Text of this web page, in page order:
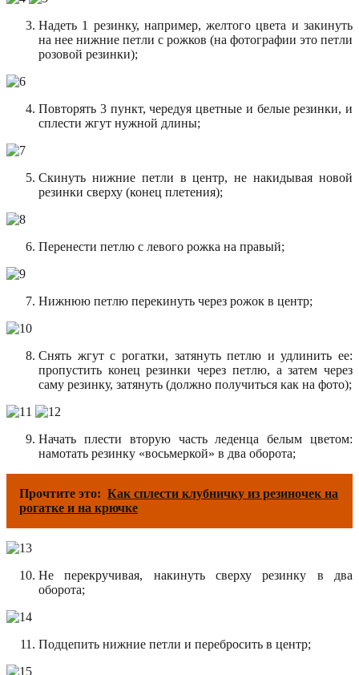
Надеть 1 резинку, например, желтого цвета и закинуть
на нее нижние петли с рожков (на фотографии это петли
розовой резинки);
Повторять 3 пункт, чередуя цветные и белые резинки, и
сплести жгут нужной длины;
Скинуть нижние петли в центр, не накидывая новой
резинки сверху (конец плетения);
Перенести петлю с левого рожка на правый;
Нижнюю петлю перекинуть через рожок в центр;
Снять жгут с рогатки, затянуть петлю и удлинить ее:
пропустить конец резинки через петлю, а затем через
саму резинку, затянуть (должно получиться как на фото);
Начать плести вторую часть леденца белым цветом:
намотать резинку «восьмеркой» в два оборота;
Прочтите это: Как сплести клубничку из резиночек на
рогатке и на крючке
Не перекручивая, накинуть сверху резинку в два
оборота;
Подцепить нижние петли и перебросить в центр;